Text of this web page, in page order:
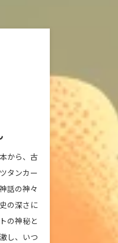
から、古
タンカー
話の神々
の深さに
の神秘と
し、いつ